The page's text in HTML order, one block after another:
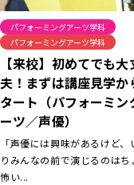
パフォーミングアーツ学科
パフォーミングアーツ学科
【来校】初めてでも大
夫！まずは講座見学か
タート（パフォーミン
ーツ／声優）
「声優には興味があるけど、
りみんなの前で演じるのはち
怖い...